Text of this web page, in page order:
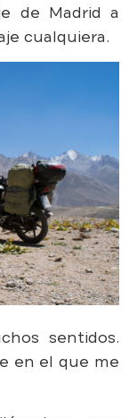
de Madrid a
cualquiera.
sentidos.
en el que me